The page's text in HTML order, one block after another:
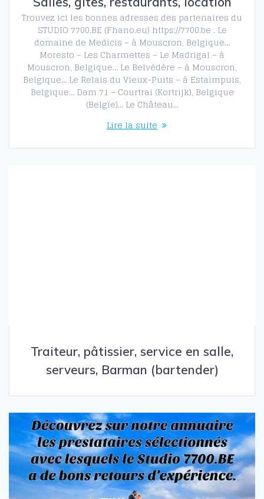
Trouvez ici les bonnes adresses des partenaires du
STUDIO 7700.BE (Fhano.eu) https://7700.be . Le
domaine de Medicis – à Mouscron, Belgique…
Moresto – Les Charmettes – Le Madrigal – à
Mouscron, Belgique… Le Belvédère – à Mouscron,
Belgique… Le Relais du Vieux-Puits – à Estaimpuis,
Belgique… Dam 71 – Courtrai (Kortrijk), Belgique
(Belgïe)… Le Château…
Lire la suite
Traiteur, pâtissier, service en salle,
serveurs, Barman (bartender)